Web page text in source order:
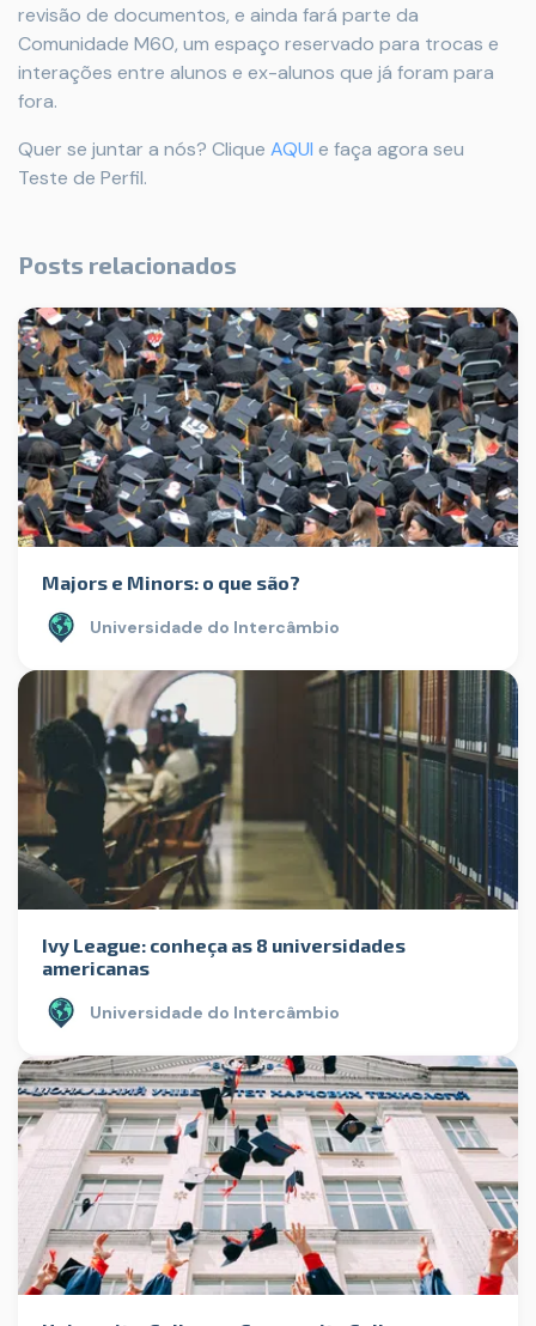
revisão de documentos, e ainda fará parte da
Comunidade M60, um espaço reservado para trocas e
interações entre alunos e ex-alunos que já foram para
fora.
Quer se juntar a nós? Clique AQUI e faça agora seu
Teste de Perfil.
Posts relacionados
Majors e Minors: o que são?
Universidade do Intercâmbio
Ivy League: conheça as 8 universidades
americanas
Universidade do Intercâmbio